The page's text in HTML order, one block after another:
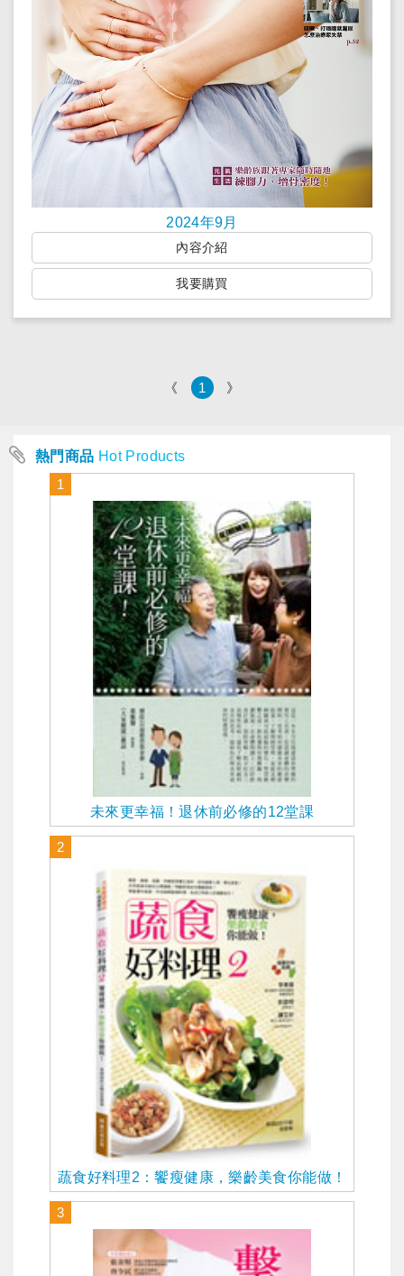
2024年9月
內容介紹
我要購買
《 1 》
熱門商品 Hot Products
1
未來更幸福！退休前必修的12堂課
2
蔬食好料理2：饗瘦健康，樂齡美食你能做！
3